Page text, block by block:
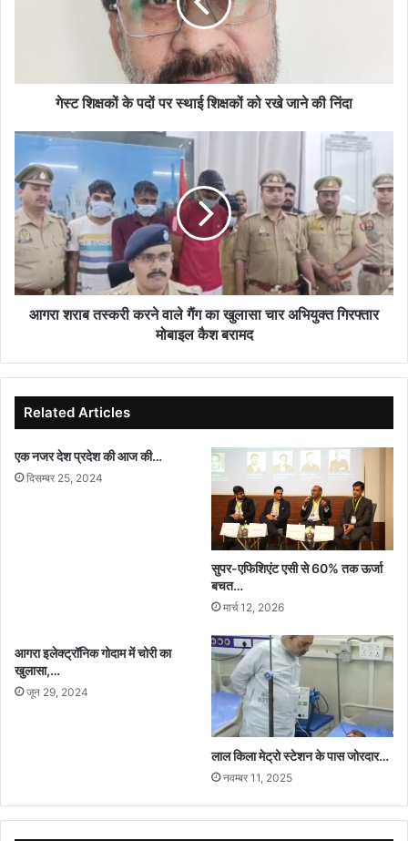
रखे
निंदा
गेस्ट शिक्षकों के पदों पर स्थाई शिक्षकों को रखे जाने की निंदा
आगरा
शराब
तस्करी
करने
वाले
गैंग
का
खुलासा
चार
अभियुक्त
आगरा शराब तस्करी करने वाले गैंग का खुलासा चार अभियुक्त गिरफ्तार
मोबाइल कैश बरामद
Related Articles
एक नजर देश प्रदेश की आज की…
दिसम्बर 25, 2024
सुपर-एफिशिएंट एसी से 60% तक ऊर्जा
बचत…
मार्च 12, 2026
आगरा इलेक्ट्रॉनिक गोदाम में चोरी का
खुलासा,…
जून 29, 2024
लाल किला मेट्रो स्टेशन के पास जोरदार…
नवम्बर 11, 2025